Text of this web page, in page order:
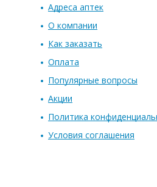
Адреса аптек
О компании
Как заказать
Оплата
Популярные вопросы
Акции
Политика
Условия соглашения